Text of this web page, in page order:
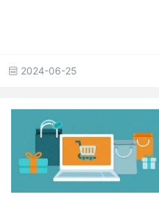
2024-06-25